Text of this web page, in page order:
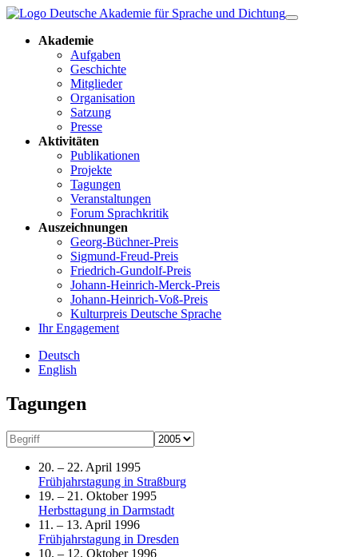
Akademie
Aufgaben
Geschichte
Mitglieder
Organisation
Satzung
Presse
Aktivitäten
Publikationen
Projekte
Tagungen
Veranstaltungen
Forum Sprachkritik
Auszeichnungen
Georg-Büchner-Preis
Sigmund-Freud-Preis
Friedrich-Gundolf-Preis
Johann-Heinrich-Merck-Preis
Johann-Heinrich-Voß-Preis
Kulturpreis Deutsche Sprache
Ihr Engagement
Deutsch
English
Tagungen
20. – 22. April 1995
Frühjahrstagung in Straßburg
19. – 21. Oktober 1995
Herbsttagung in Darmstadt
11. – 13. April 1996
Frühjahrstagung in Dresden
10. – 12. Oktober 1996